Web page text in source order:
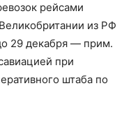
рейсами
из РФ
29 декабря — прим.
при
штаба по